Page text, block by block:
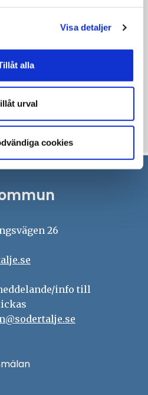
Visa detaljer
alla
urval
cookies
på den här sidan?
26
info till